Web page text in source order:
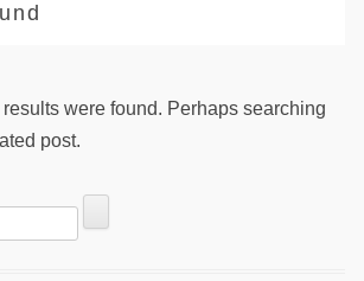
were found. Perhaps searching
post.